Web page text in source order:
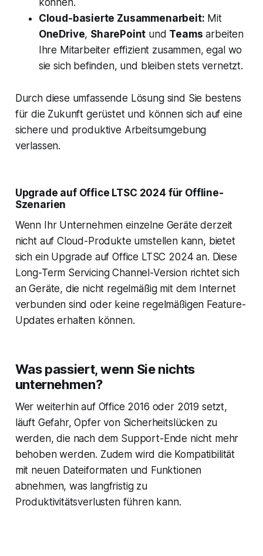
können.
Cloud-basierte Zusammenarbeit: Mit
OneDrive, SharePoint und Teams arbeiten
Ihre Mitarbeiter effizient zusammen, egal wo
sie sich befinden, und bleiben stets vernetzt.
Durch diese umfassende Lösung sind Sie bestens
für die Zukunft gerüstet und können sich auf eine
sichere und produktive Arbeitsumgebung
verlassen.
Upgrade auf Office LTSC 2024 für Offline-
Szenarien
Wenn Ihr Unternehmen einzelne Geräte derzeit
nicht auf Cloud-Produkte umstellen kann, bietet
sich ein Upgrade auf Office LTSC 2024 an. Diese
Long-Term Servicing Channel-Version richtet sich
an Geräte, die nicht regelmäßig mit dem Internet
verbunden sind oder keine regelmäßigen Feature-
Updates erhalten können.
Was passiert, wenn Sie nichts
unternehmen?
Wer weiterhin auf Office 2016 oder 2019 setzt,
läuft Gefahr, Opfer von Sicherheitslücken zu
werden, die nach dem Support-Ende nicht mehr
behoben werden. Zudem wird die Kompatibilität
mit neuen Dateiformaten und Funktionen
abnehmen, was langfristig zu
Produktivitätsverlusten führen kann.